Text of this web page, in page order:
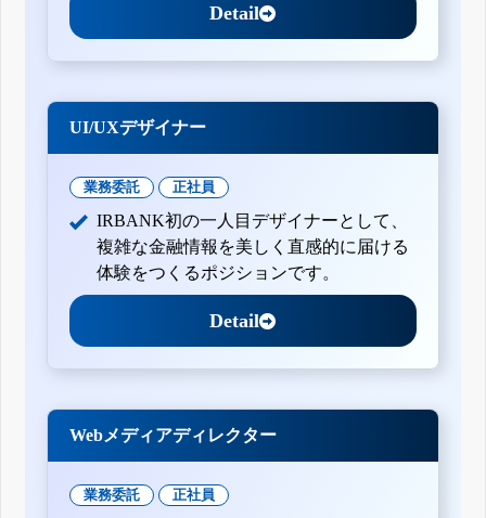
Detail
UI/UXデザイナー
業務委託 正社員
IRBANK初の一人目デザイナーとして、
複雑な金融情報を美しく直感的に届ける
体験をつくるポジションです。
Detail
Webメディアディレクター
業務委託 正社員